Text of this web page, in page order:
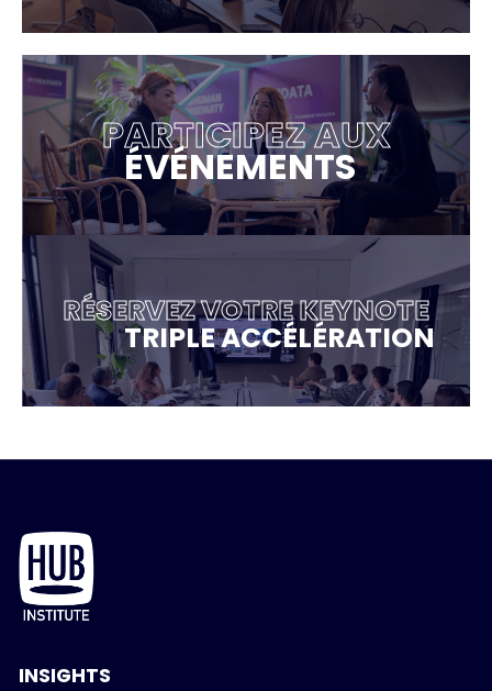
PARTICIPEZ AUX
ÉVÉNEMENTS
RÉSERVEZ VOTRE KEYNOTE
TRIPLE ACCÉLÉRATION
INSIGHTS